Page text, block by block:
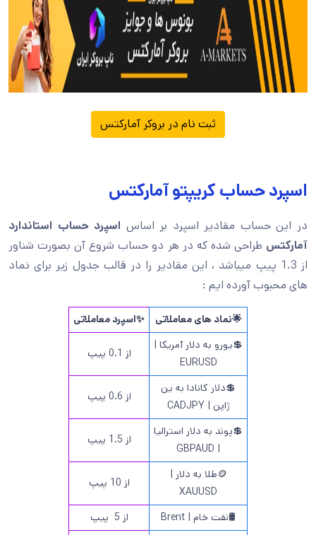
ثبت نام در بروکر آمارکتس
اسپرد حساب کریپتو آمارکتس
در این حساب مقادیر اسپرد بر اساس اسپرد حساب استاندارد
آمارکتس طراحی شده که در هر دو حساب شروع آن بصورت شناور
از 1.3 پیپ میباشد ، این مقادیر را در قالب جدول زیر برای نماد
های محبوب آورده ایم :
🌟نماد های معاملاتی ✨اسپرد معاملاتی
💲یورو به دلار آمریکا |
EURUSD
از 0.1 پیپ
💲دلار کانادا به ین
ژاپن | CADJPY
از 0.6 پیپ
💲پوند به دلار استرالیا
| GBPAUD
از 1.5 پیپ
🪙طلا به دلار |
XAUUSD
از 10 پیپ
🛢️نفت خام | Brent
از 5 پیپ